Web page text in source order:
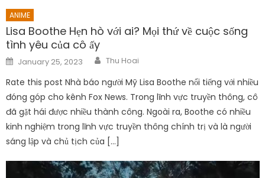
ANIME
Lisa Boothe Hẹn hò với ai? Mọi thứ về cuộc sống
tình yêu của cô ấy
Posted
on
January 25, 2023 Author
Thu Hoai
Rate this post Nhà báo người Mỹ Lisa Boothe nổi tiếng với nhiều
đóng góp cho kênh Fox News. Trong lĩnh vực truyền thông, cô
đã gặt hái được nhiều thành công. Ngoài ra, Boothe có nhiều
kinh nghiệm trong lĩnh vực truyền thông chính trị và là người
sáng lập và chủ tịch của […]